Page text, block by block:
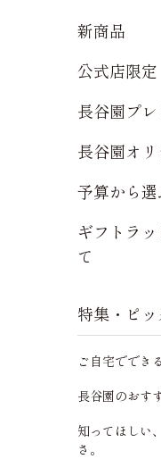
新商品
公式店限定
長谷園プ
長谷園オ
予算から選
ギフトラ
て
特集・ピ
ご自宅ででき
長谷園のおす
知ってほしい
さ。